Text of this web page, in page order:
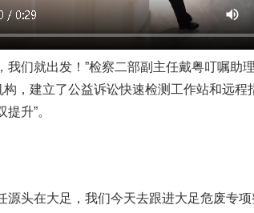
们就出发！”检察二部副主任戴粤叮嘱助
，建立了公益诉讼快速检测工作站和远
升”。
头在大足，我们今天去跟进大足危废专项